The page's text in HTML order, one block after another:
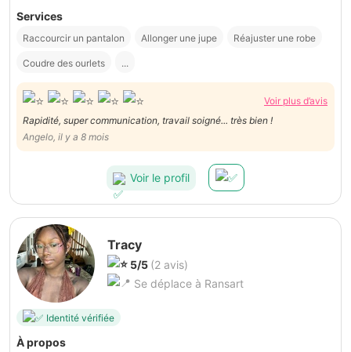
Services
Raccourcir un pantalon Allonger une jupe Réajuster une robe
Coudre des ourlets ...
Voir plus d’avis
Rapidité, super communication, travail soigné... très bien !
Angelo, il y a 8 mois
Voir le profil
Tracy
5/5 (2 avis)
Se déplace à Ransart
Identité vérifiée
À propos